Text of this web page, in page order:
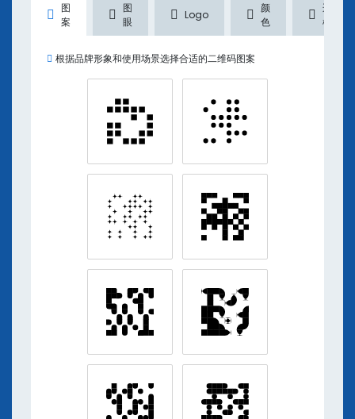
图
案
图
眼
Logo
颜
色
边
框
根据品牌形象和使用场景选择合适的二维码图案